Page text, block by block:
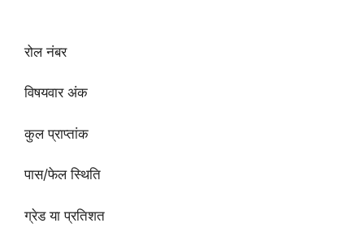
रोल नंबर
विषयवार अंक
कुल प्राप्तांक
पास/फेल स्थिति
ग्रेड या प्रतिशत